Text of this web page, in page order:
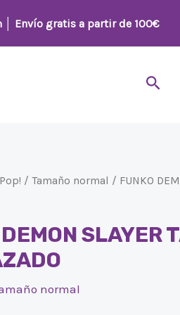
│ Envío gratis a partir de 100€
/ Tamaño normal / FUNKO
SLAYER
normal